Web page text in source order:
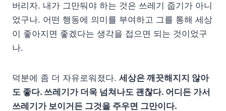
버리자. 내가 그만둬야 하는 것은 쓰레기 줍기가 아니
었구나. 어떤 행동에 의미를 부여하고 그를 통해 세상
이 좋아지면 좋겠다는 생각을 접으면 되는 것이었구
나.
덕분에 좀 더 자유로워졌다. 세상은 깨끗해지지 않아
도 좋다. 쓰레기가 더욱 넘쳐나도 괜찮다. 어디든 가서
쓰레기가 보이거든 그것을 주우면 그만이다.